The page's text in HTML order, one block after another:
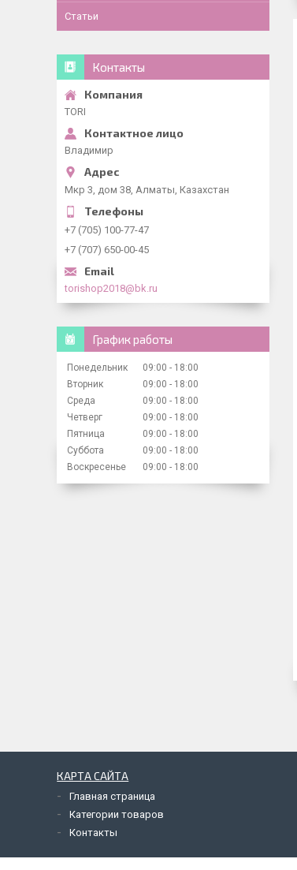
Статьи
Контакты
TORI
Владимир
Мкр 3, дом 38, Алматы, Казахстан
+7 (705) 100-77-47
+7 (707) 650-00-45
torishop2018@bk.ru
График работы
Понедельник 09:00
18:00
Вторник
09:00
18:00
Среда
09:00
18:00
Четверг
09:00
18:00
Пятница
09:00
18:00
Суббота
09:00
18:00
Воскресенье
09:00 18:00
КАРТА САЙТА
Главная страница
Категории товаров
Контакты